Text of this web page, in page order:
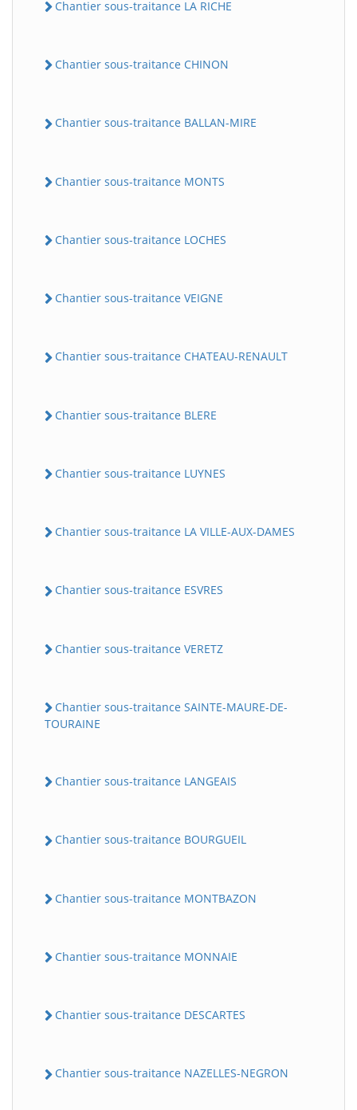
Chantier sous-traitance LA RICHE
Chantier sous-traitance CHINON
Chantier sous-traitance BALLAN-MIRE
Chantier sous-traitance MONTS
Chantier sous-traitance LOCHES
Chantier sous-traitance VEIGNE
Chantier sous-traitance CHATEAU-RENAULT
Chantier sous-traitance BLERE
Chantier sous-traitance LUYNES
Chantier sous-traitance LA VILLE-AUX-DAMES
Chantier sous-traitance ESVRES
Chantier sous-traitance VERETZ
Chantier sous-traitance SAINTE-MAURE-DE-
TOURAINE
Chantier sous-traitance LANGEAIS
Chantier sous-traitance BOURGUEIL
Chantier sous-traitance MONTBAZON
Chantier sous-traitance MONNAIE
Chantier sous-traitance DESCARTES
Chantier sous-traitance NAZELLES-NEGRON